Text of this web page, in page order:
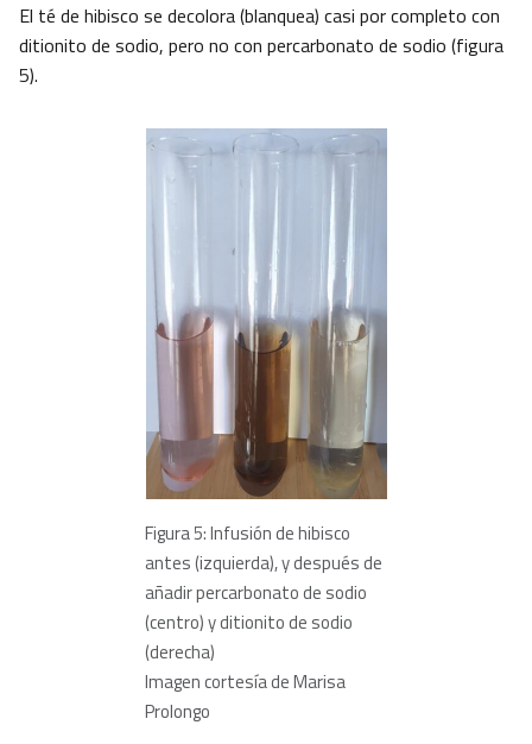
El té de hibisco se decolora (blanquea) casi por completo con
ditionito de sodio, pero no con percarbonato de sodio (figura
5).
Figura 5: Infusión de hibisco
antes (izquierda), y después de
añadir percarbonato de sodio
(centro) y ditionito de sodio
(derecha)
Imagen cortesía de Marisa
Prolongo